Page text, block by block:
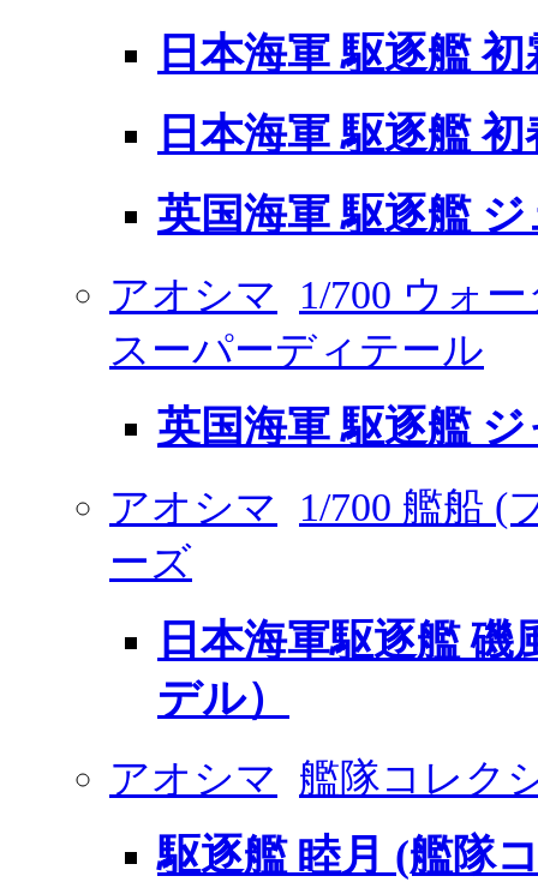
日本海軍 駆逐艦 初
日本海軍 駆逐艦 初
英国海軍 駆逐艦
アオシマ
1/700 ウォ
スーパーディテール
英国海軍 駆逐艦
アオシマ
1/700 艦船 (
ーズ
日本海軍駆逐艦 磯
デル）
アオシマ 艦隊コレク
駆逐艦 睦月 (艦隊